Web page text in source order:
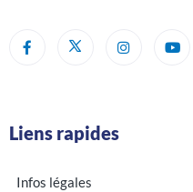
Liens rapides
Infos légales